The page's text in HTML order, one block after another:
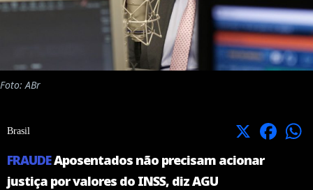
Foto: ABr
Brasil X Facebook
FRAUDEAposentados não precisam acionar
justiça por valores do INSS, diz AGU